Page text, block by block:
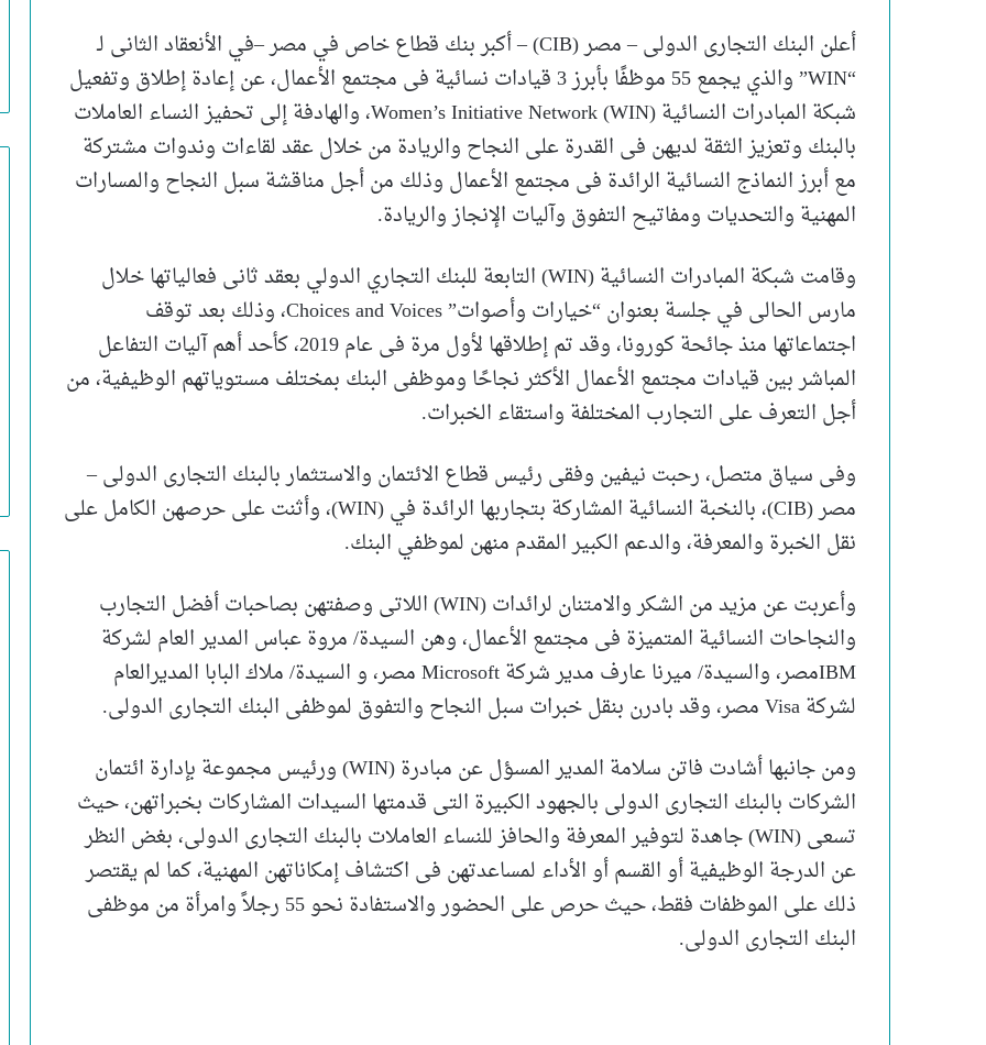
أعلن البنك التجارى الدولى – مصر (CIB) – أكبر بنك قطاع خاص في مصر –في الأنعقاد الثانى لـ
“WIN” والذي يجمع 55 موظفًا بأبرز 3 قيادات نسائية فى مجتمع الأعمال، عن إعادة إطلاق وتفعيل
شبكة المبادرات النسائية Women’s Initiative Network (WIN)، والهادفة إلى تحفيز النساء العاملات
بالبنك وتعزيز الثقة لديهن فى القدرة على النجاح والريادة من خلال عقد لقاءات وندوات مشتركة
مع أبرز النماذج النسائية الرائدة فى مجتمع الأعمال وذلك من أجل مناقشة سبل النجاح والمسارات
المهنية والتحديات ومفاتيح التفوق وآليات الإنجاز والريادة.
وقامت شبكة المبادرات النسائية (WIN) التابعة للبنك التجاري الدولي بعقد ثانى فعالياتها خلال
مارس الحالى في جلسة بعنوان “خيارات وأصوات” Choices and Voices، وذلك بعد توقف
اجتماعاتها منذ جائحة كورونا، وقد تم إطلاقها لأول مرة فى عام 2019، كأحد أهم آليات التفاعل
المباشر بين قيادات مجتمع الأعمال الأكثر نجاحًا وموظفى البنك بمختلف مستوياتهم الوظيفية، من
أجل التعرف على التجارب المختلفة واستقاء الخبرات.
وفى سياق متصل، رحبت نيفين وفقى رئيس قطاع الائتمان والاستثمار بالبنك التجارى الدولى –
مصر (CIB)، بالنخبة النسائية المشاركة بتجاربها الرائدة في (WIN)، وأثنت على حرصهن الكامل على
نقل الخبرة والمعرفة، والدعم الكبير المقدم منهن لموظفي البنك.
وأعربت عن مزيد من الشكر والامتنان لرائدات (WIN) اللاتى وصفتهن بصاحبات أفضل التجارب
والنجاحات النسائية المتميزة فى مجتمع الأعمال، وهن السيدة/ مروة عباس المدير العام لشركة
IBMمصر، والسيدة/ ميرنا عارف مدير شركة Microsoft مصر، و السيدة/ ملاك البابا المديرالعام
لشركة Visa مصر، وقد بادرن بنقل خبرات سبل النجاح والتفوق لموظفى البنك التجارى الدولى.
ومن جانبها أشادت فاتن سلامة المدير المسؤل عن مبادرة (WIN) ورئيس مجموعة بإدارة ائتمان
الشركات بالبنك التجارى الدولى بالجهود الكبيرة التى قدمتها السيدات المشاركات بخبراتهن، حيث
تسعى (WIN) جاهدة لتوفير المعرفة والحافز للنساء العاملات بالبنك التجارى الدولى، بغض النظر
عن الدرجة الوظيفية أو القسم أو الأداء لمساعدتهن فى اكتشاف إمكاناتهن المهنية، كما لم يقتصر
ذلك على الموظفات فقط، حيث حرص على الحضور والاستفادة نحو 55 رجلاً وامرأة من موظفى
البنك التجارى الدولى.